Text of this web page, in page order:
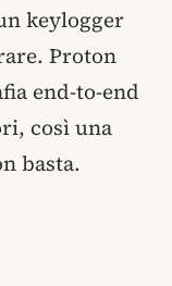
keylogger
Proton
end-to-end
così una
basta.